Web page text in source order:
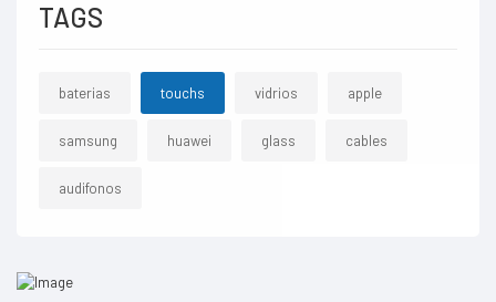
TAGS
baterias touchs vidrios apple
samsung huawei glass cables
audifonos